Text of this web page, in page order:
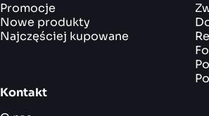
Promocje
Nowe produkty
Najczęściej kupowane
Kontakt